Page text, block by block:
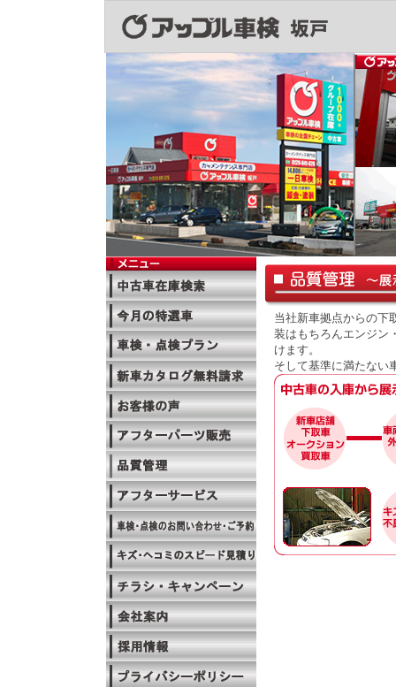
当社新車拠点からの下
装はもちろんエンジン
けます。
そして基準に満たない